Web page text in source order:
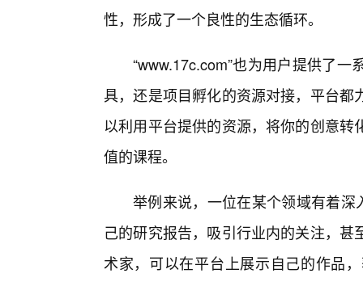
性，形成了一个良性的生态循环。
“www.17c.com”也为用户提供了
具，还是项目孵化的资源对接，平台
以利用平台提供的资源，将你的创意
值的课程。
举例来说，一位在某个领域有着深
己的研究报告，吸引行业内的关注，
术家，可以在平台上展示自己的作品